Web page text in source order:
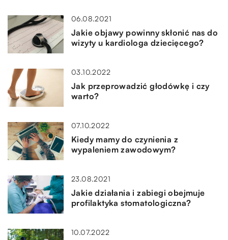
06.08.2021
Jakie objawy powinny skłonić nas do
wizyty u kardiologa dziecięcego?
03.10.2022
Jak przeprowadzić głodówkę i czy
warto?
07.10.2022
Kiedy mamy do czynienia z
wypaleniem zawodowym?
23.08.2021
Jakie działania i zabiegi obejmuje
profilaktyka stomatologiczna?
10.07.2022